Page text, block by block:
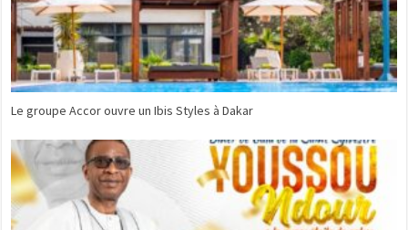
Le groupe Accor ouvre un Ibis Styles à Dakar